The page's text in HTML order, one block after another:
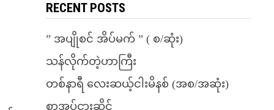
RECENT POSTS
” အပျိုစင် အိပ်မက် ” ( စ/ဆုံး)
သန်လိုက်တဲ့ဟာကြီး
တစ်နာရီ လေးဆယ့်ငါးမိနစ် (အစ/အဆုံး)
စာအုပ်ငှားဆိုင်